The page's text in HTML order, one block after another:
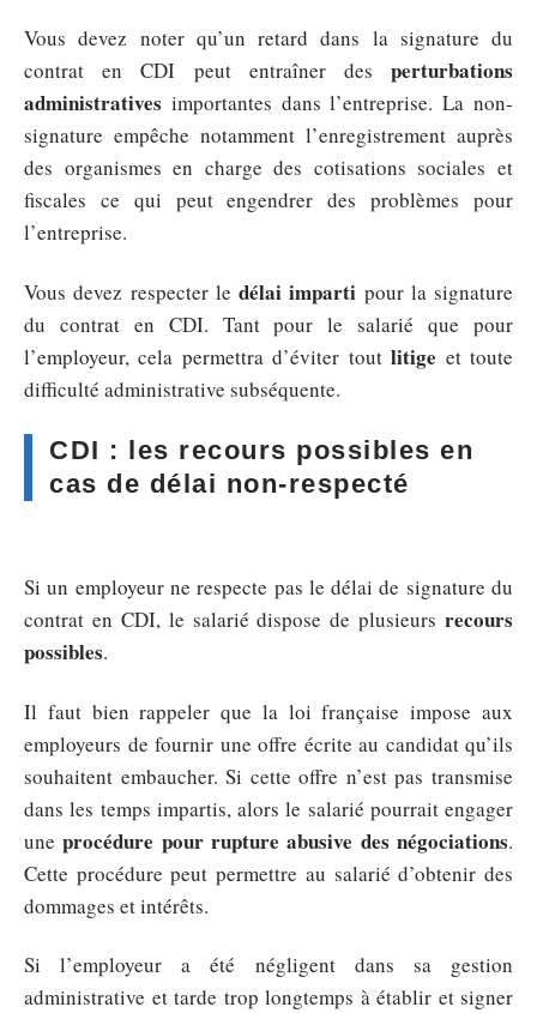
Vous devez noter qu’un retard dans la signature du
contrat en CDI peut entraîner des perturbations
administratives importantes dans l’entreprise. La non-
signature empêche notamment l’enregistrement auprès
des organismes en charge des cotisations sociales et
fiscales ce qui peut engendrer des problèmes pour
l’entreprise.
Vous devez respecter le délai imparti pour la signature
du contrat en CDI. Tant pour le salarié que pour
l’employeur, cela permettra d’éviter toutlitige et toute
difficulté administrative subséquente.
CDI : les recours possibles en
cas de délai non-respecté
Si un employeur ne respecte pas le délai de signature du
contrat en CDI, le salarié dispose de plusieurs recours
possibles.
Il faut bien rappeler que la loi française impose aux
employeurs de fournir une offre écrite au candidat qu’ils
souhaitent embaucher. Si cette offre n’est pas transmise
dans les temps impartis, alors le salarié pourrait engager
uneprocédure pour rupture abusive des négociations.
Cette procédure peut permettre au salarié d’obtenir des
dommages et intérêts.
Si l’employeur a été négligent dans sa gestion
administrative et tarde trop longtemps à établir et signer